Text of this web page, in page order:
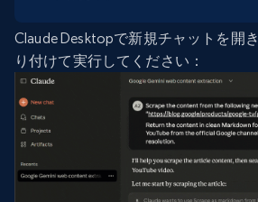
Claude Desktopで新規チャットを開
り付けて実行してください：